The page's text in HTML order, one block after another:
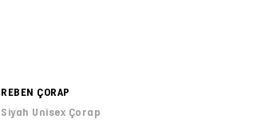
REBEN ÇORAP
Siyah Unisex Çorap